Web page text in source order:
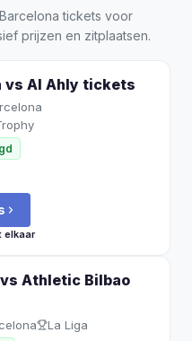
tickets voor
prijzen en zitplaatsen.
vs Al Ahly tickets
elkaar
Athletic Bilbao
La Liga